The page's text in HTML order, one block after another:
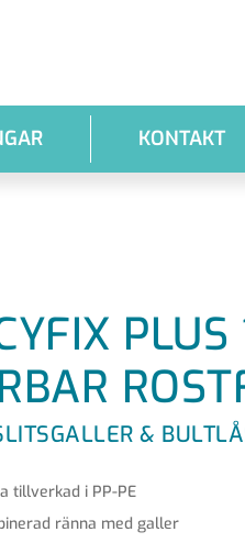
KONTAKT
&
tillverkad i PP-PE
ränna med galler